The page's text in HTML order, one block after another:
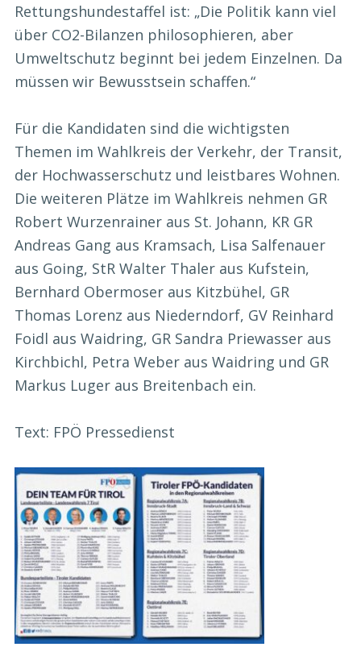
Rettungshundestaffel ist: „Die Politik kann viel
über CO2-Bilanzen philosophieren, aber
Umweltschutz beginnt bei jedem Einzelnen. Da
müssen wir Bewusstsein schaffen.“
Für die Kandidaten sind die wichtigsten
Themen im Wahlkreis der Verkehr, der Transit,
der Hochwasserschutz und leistbares Wohnen.
Die weiteren Plätze im Wahlkreis nehmen GR
Robert Wurzenrainer aus St. Johann, KR GR
Andreas Gang aus Kramsach, Lisa Salfenauer
aus Going, StR Walter Thaler aus Kufstein,
Bernhard Obermoser aus Kitzbühel, GR
Thomas Lorenz aus Niederndorf, GV Reinhard
Foidl aus Waidring, GR Sandra Priewasser aus
Kirchbichl, Petra Weber aus Waidring und GR
Markus Luger aus Breitenbach ein.
Text: FPÖ Pressedienst